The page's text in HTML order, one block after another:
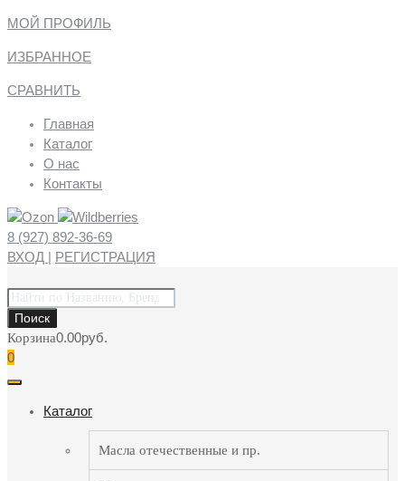
МОЙ ПРОФИЛЬ
ИЗБРАННОЕ
СРАВНИТЬ
Главная
Каталог
О нас
Контакты
8 (927) 892-36-69
ВХОД | РЕГИСТРАЦИЯ
Поиск
Корзина0.00руб.
0
Каталог
Масла отечественные и пр.